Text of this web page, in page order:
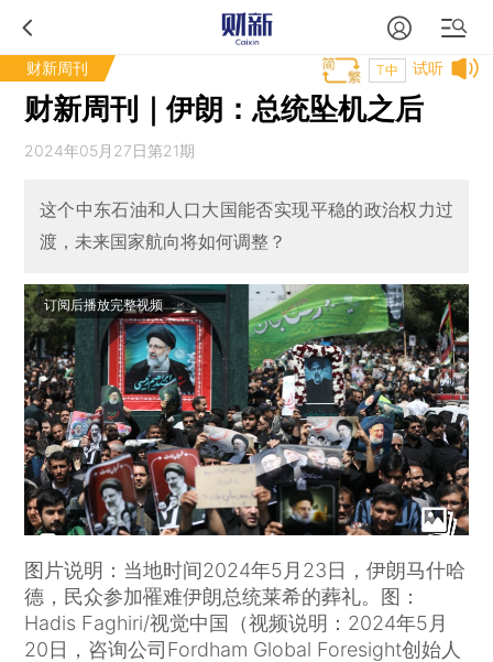
财新周刊 试听
T中
财新周刊｜伊朗：总统坠机之后
2024年05月27日第21期
这个中东石油和人口大国能否实现平稳的政治权力过
渡，未来国家航向将如何调整？
订阅后播放完整视频
图片说明：当地时间2024年5月23日，伊朗马什哈
德，民众参加罹难伊朗总统莱希的葬礼。图：
Hadis Faghiri/视觉中国（视频说明：2024年5月
20日，咨询公司Fordham Global Foresight创始人